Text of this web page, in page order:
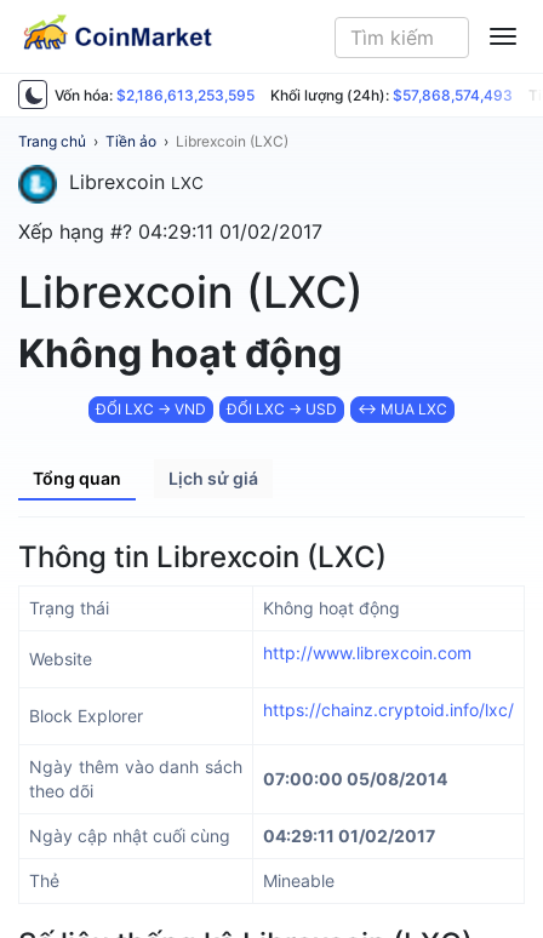
Vốn hóa: $2,186,613,253,595 Khối lượng (24h): $57,868,574,493
Trang chủ › Tiền ảo › Librexcoin (LXC)
Librexcoin LXC
Xếp hạng #? 04:29:11 01/02/2017
Librexcoin (LXC)
Không hoạt động
ĐỔI LXC → VND ĐỔI LXC → USD ↔ MUA LXC
Tổng quan Lịch sử giá
Thông tin Librexcoin (LXC)
Trạng thái Không hoạt động
Website http://www.librexcoin.com
Block Explorer https://chainz.cryptoid.info/lxc/
Ngày thêm vào danh sách
theo dõi
07:00:00 05/08/2014
Ngày cập nhật cuối cùng 04:29:11 01/02/2017
Thẻ Mineable